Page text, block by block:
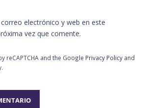
electrónico y web en este
vez que comente.
reCAPTCHA and the Google Privacy Policy and